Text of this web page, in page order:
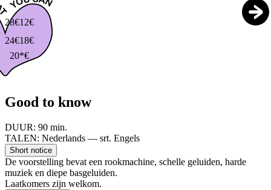
28€
24€
20*€
18€
12€
Good to know
DUUR: 90 min.
TALEN: Nederlands — srt. Engels
Short notice
De voorstelling bevat een rookmachine, schelle geluiden, harde
muziek en diepe basgeluiden.
Laatkomers zijn welkom.